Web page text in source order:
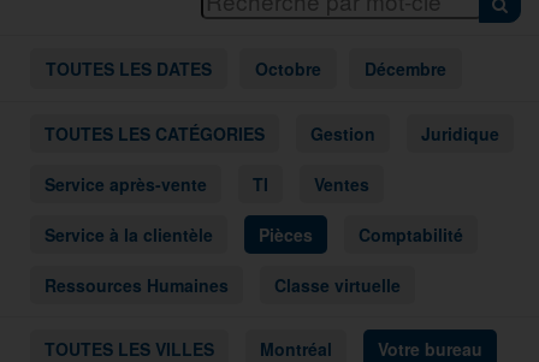
TOUTES LES DATES Octobre Décembre
TOUTES LES CATÉGORIES Gestion Juridique
Service après-vente TI Ventes
Service à la clientèle Pièces Comptabilité
Ressources Humaines Classe virtuelle
TOUTES LES VILLES Montréal Votre bureau